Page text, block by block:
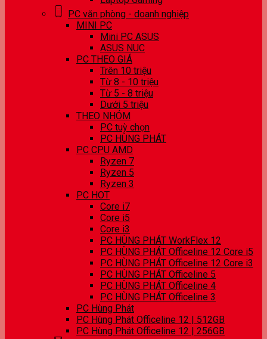
PC văn phòng - doanh nghiệp
MINI PC
Mini PC ASUS
ASUS NUC
PC THEO GIÁ
Trên 10 triệu
Từ 8 - 10 triệu
Từ 5 - 8 triệu
Dưới 5 triệu
THEO NHÓM
PC tuỳ chọn
PC HÙNG PHÁT
PC CPU AMD
Ryzen 7
Ryzen 5
Ryzen 3
PC HOT
Core i7
Core i5
Core i3
PC HÙNG PHÁT WorkFlex 12
PC HÙNG PHÁT Officeline 12 Core i5
PC HÙNG PHÁT Officeline 12 Core i3
PC HÙNG PHÁT Officeline 5
PC HÙNG PHÁT Officeline 4
PC HÙNG PHÁT Officeline 3
PC Hùng Phát
PC Hùng Phát Officeline 12 | 512GB
PC Hùng Phát Officeline 12 | 256GB